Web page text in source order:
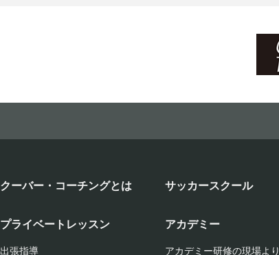
クーバー・コーチングとは サッカースクール
プライベートレッスン
出張指導
アカデミー
アカデミー研修の現場より